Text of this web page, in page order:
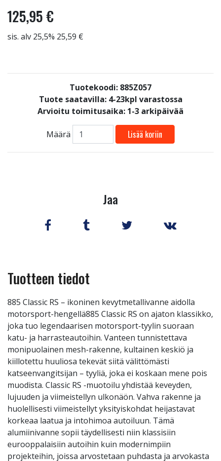
125,95 €
sis. alv 25,5% 25,59 €
Tuotekoodi: 885Z057
Tuote saatavilla: 4-23kpl varastossa
Arvioitu toimitusaika: 1-3 arkipäivää
Määrä Lisää koriin
Jaa
Tuotteen tiedot
885 Classic RS – ikoninen kevytmetallivanne aidolla
motorsport-hengellä885 Classic RS on ajaton klassikko,
joka tuo legendaarisen motorsport-tyylin suoraan
katu- ja harrasteautoihin. Vanteen tunnistettava
monipuolainen mesh-rakenne, kultainen keskiö ja
kiillotettu huuliosa tekevät siitä välittömästi
katseenvangitsijan – tyyliä, joka ei koskaan mene pois
muodista. Classic RS -muotoilu yhdistää keveyden,
lujuuden ja viimeistellyn ulkonäön. Vahva rakenne ja
huolellisesti viimeistellyt yksityiskohdat heijastavat
korkeaa laatua ja intohimoa autoiluun. Tämä
alumiinivanne sopii täydellisesti niin klassisiin
eurooppalaisiin autoihin kuin modernimpiin
projekteihin, joissa arvostetaan puhdasta ja arvokasta